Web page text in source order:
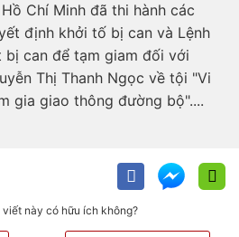
Chí Minh đã thi hành các
định khởi tố bị can và Lệnh
bị can để tạm giam đối với
Thị Thanh Ngọc về tội "Vi
gia giao thông đường bộ"....
viết này có hữu ích không?